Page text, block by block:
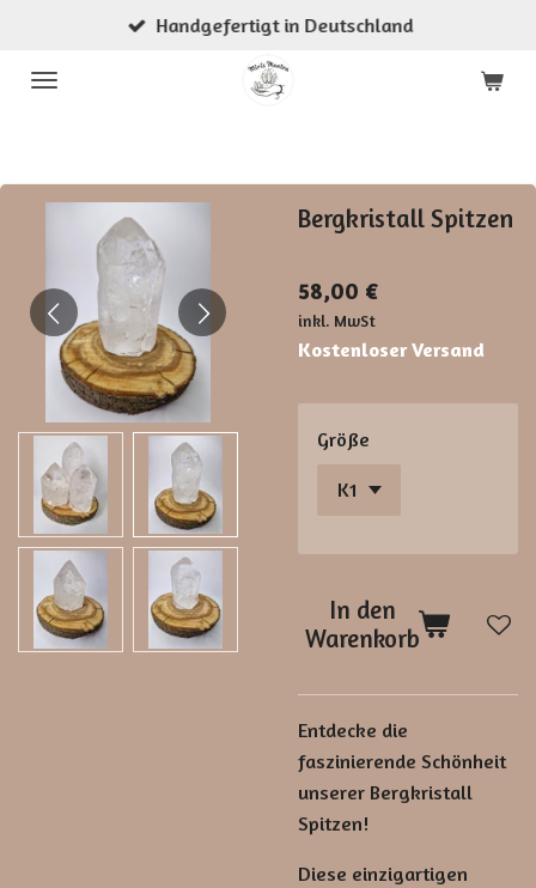
springen
Handgefertigt in Deutschland
Bergkristall Spitzen
58,00 €
inkl. MwSt
Kostenloser Versand
Größe
In den
Warenkorb
Entdecke die
faszinierende Schönheit
unserer Bergkristall
Spitzen!
Diese einzigartigen